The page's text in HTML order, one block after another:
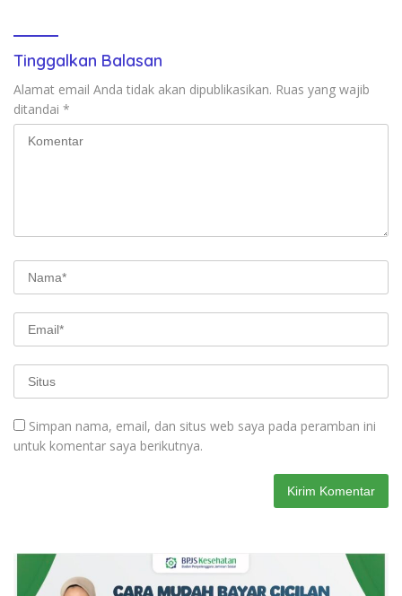
Tinggalkan Balasan
Alamat email Anda tidak akan dipublikasikan. Ruas yang wajib
ditandai *
Simpan nama, email, dan situs web saya pada peramban ini
untuk komentar saya berikutnya.